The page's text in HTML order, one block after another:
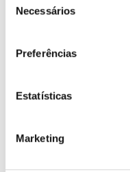
Necessários
Preferências
Estatísticas
Marketing